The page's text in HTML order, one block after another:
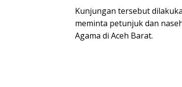
Kunjungan tersebut
meminta petunjuk dan
Agama di Aceh Barat.